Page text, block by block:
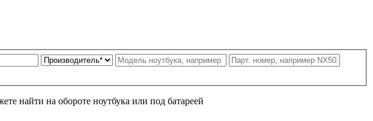
найти на обороте ноутбука или под батареей